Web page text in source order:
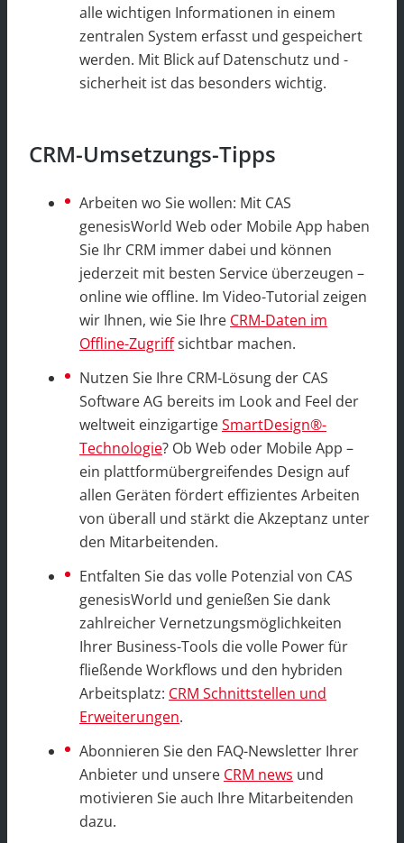
alle wichtigen Informationen in einem
zentralen System erfasst und gespeichert
werden. Mit Blick auf Datenschutz und -
sicherheit ist das besonders wichtig.
CRM-Umsetzungs-Tipps
Arbeiten wo Sie wollen: Mit CAS
genesisWorld Web oder Mobile App haben
Sie Ihr CRM immer dabei und können
jederzeit mit besten Service überzeugen –
online wie offline. Im Video-Tutorial zeigen
wir Ihnen, wie Sie Ihre CRM-Daten im
Offline-Zugriffsichtbar machen.
Nutzen Sie Ihre CRM-Lösung der CAS
Software AG bereits im Look and Feel der
weltweit einzigartigeSmartDesign®-
Technologie? Ob Web oder Mobile App –
ein plattformübergreifendes Design auf
allen Geräten fördert effizientes Arbeiten
von überall und stärkt die Akzeptanz unter
den Mitarbeitenden.
Entfalten Sie das volle Potenzial von CAS
genesisWorld und genießen Sie dank
zahlreicher Vernetzungsmöglichkeiten
Ihrer Business-Tools die volle Power für
fließende Workflows und den hybriden
Arbeitsplatz: CRM Schnittstellen und
Erweiterungen.
Abonnieren Sie den FAQ-Newsletter Ihrer
Anbieter und unsere CRM news und
motivieren Sie auch Ihre Mitarbeitenden
dazu.